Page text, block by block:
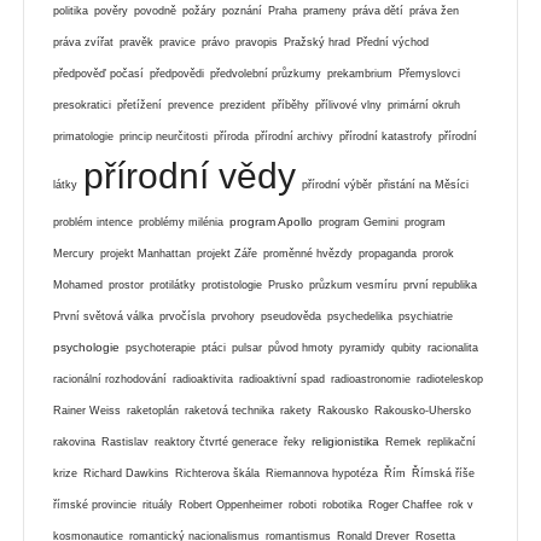
politika pověry povodně požáry poznání Praha prameny práva dětí práva žen
práva zvířat pravěk pravice právo pravopis Pražský hrad Přední východ
předpověď počasí předpovědi předvolební průzkumy prekambrium Přemyslovci
presokratici přetížení prevence prezident příběhy přílivové vlny primární okruh
primatologie princip neurčitosti příroda přírodní archivy přírodní katastrofy přírodní
látky přírodní vědy přírodní výběr přistání na Měsíci
problém intence problémy milénia program Apollo program Gemini program
Mercury projekt Manhattan projekt Záře proměnné hvězdy propaganda prorok
Mohamed prostor protilátky protistologie Prusko průzkum vesmíru první republika
První světová válka prvočísla prvohory pseudověda psychedelika psychiatrie
psychologie psychoterapie ptáci pulsar původ hmoty pyramidy qubity racionalita
racionální rozhodování radioaktivita radioaktivní spad radioastronomie radioteleskop
Rainer Weiss raketoplán raketová technika rakety Rakousko Rakousko-Uhersko
rakovina Rastislav reaktory čtvrté generace řeky religionistika Remek replikační
krize Richard Dawkins Richterova škála Riemannova hypotéza Řím Římská říše
římské provincie rituály Robert Oppenheimer roboti robotika Roger Chaffee rok v
kosmonautice romantický nacionalismus romantismus Ronald Drever Rosetta